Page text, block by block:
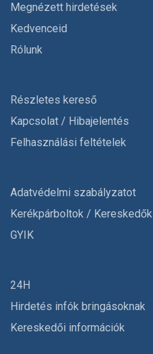
Megnézett hirdetések
Kedvenceid
Rólunk
Részletes kereső
Kapcsolat / Hibajelentés
Felhasználási feltételek
Adatvédelmi szabályzatot
Kerékpárboltok / Kereskedők
GYIK
24H
Hirdetés infók bringásoknak
Kereskedői információk